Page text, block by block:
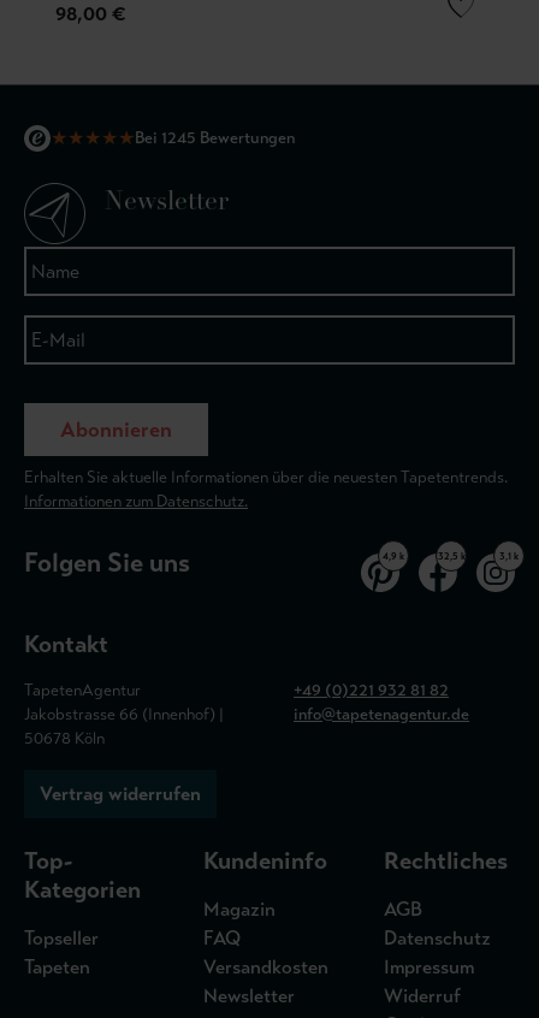
98,00 €
★★★★★Bei 1245 Bewertungen
Newsletter
Abonnieren
Erhalten Sie aktuelle Informationen über die neuesten Tapetentrends.
Informationen zum Datenschutz.
Folgen Sie uns 4,9 k 32,5 k 3,1 k
Kontakt
TapetenAgentur
Jakobstrasse 66 (Innenhof) |
50678 Köln
+49 (0)221 932 81 82
info@tapetenagentur.de
Vertrag widerrufen
Top-
Kategorien
Topseller
Tapeten
Kundeninfo
Magazin
FAQ
Versandkosten
Newsletter
Rechtliches
AGB
Datenschutz
Impressum
Widerruf